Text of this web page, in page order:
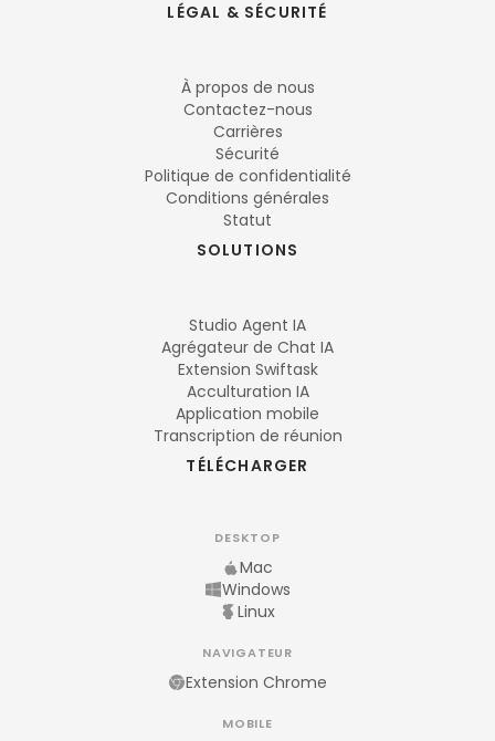
LÉGAL & SÉCURITÉ
À propos de nous
Contactez-nous
Carrières
Sécurité
Politique de confidentialité
Conditions générales
Statut
SOLUTIONS
Studio Agent IA
Agrégateur de Chat IA
Extension Swiftask
Acculturation IA
Application mobile
Transcription de réunion
TÉLÉCHARGER
DESKTOP
Mac
Windows
Linux
NAVIGATEUR
Extension Chrome
MOBILE